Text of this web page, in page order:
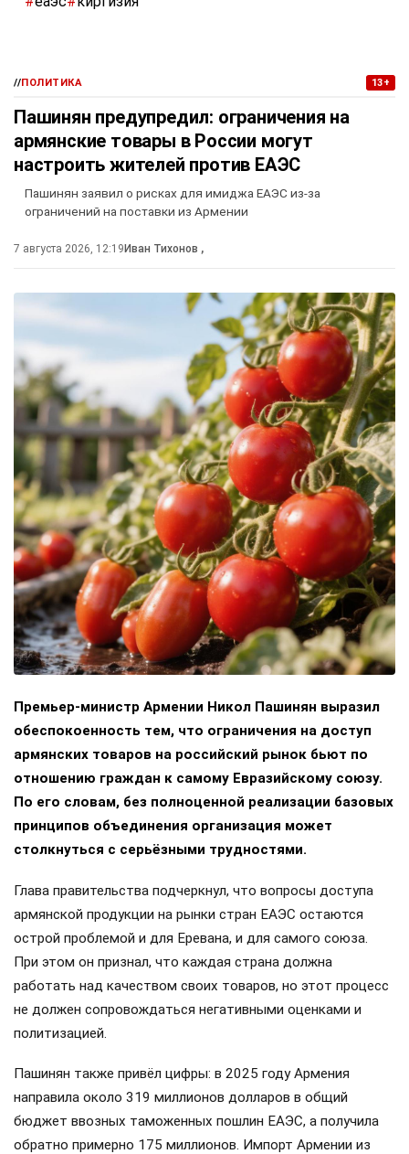
//ПОЛИТИКА 13+
Пашинян предупредил: ограничения на
армянские товары в России могут
настроить жителей против ЕАЭС
Пашинян заявил о рисках для имиджа ЕАЭС из-за
ограничений на поставки из Армении
7 августа 2026, 12:19 Иван Тихонов ,
Премьер-министр Армении Никол Пашинян выразил
обеспокоенность тем, что ограничения на доступ
армянских товаров на российский рынок бьют по
отношению граждан к самому Евразийскому союзу.
По его словам, без полноценной реализации базовых
принципов объединения организация может
столкнуться с серьёзными трудностями.
Глава правительства подчеркнул, что вопросы доступа
армянской продукции на рынки стран ЕАЭС остаются
острой проблемой и для Еревана, и для самого союза.
При этом он признал, что каждая страна должна
работать над качеством своих товаров, но этот процесс
не должен сопровождаться негативными оценками и
политизацией.
Пашинян также привёл цифры: в 2025 году Армения
направила около 319 миллионов долларов в общий
бюджет ввозных таможенных пошлин ЕАЭС, а получила
обратно примерно 175 миллионов. Импорт Армении из